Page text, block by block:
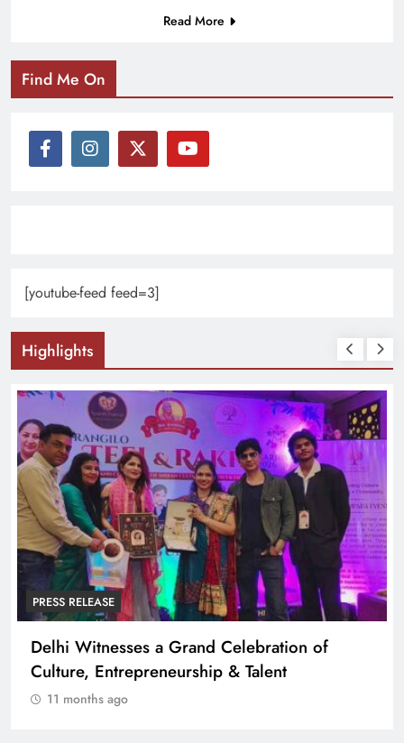
Read More
Find Me On
[youtube-feed feed=3]
Highlights
PRESS RELEASE
Delhi Witnesses a Grand Celebration of
Culture, Entrepreneurship & Talent
11 months ago